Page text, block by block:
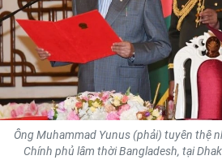
GIÁO DỤC
Y TẾ
KHOA HỌC - CÔNG NGHỆ
MÔI TRƯỜNG
Ông Muhammad Yunus (phải) tuyên thệ
Chính phủ lâm thời Bangladesh, tại